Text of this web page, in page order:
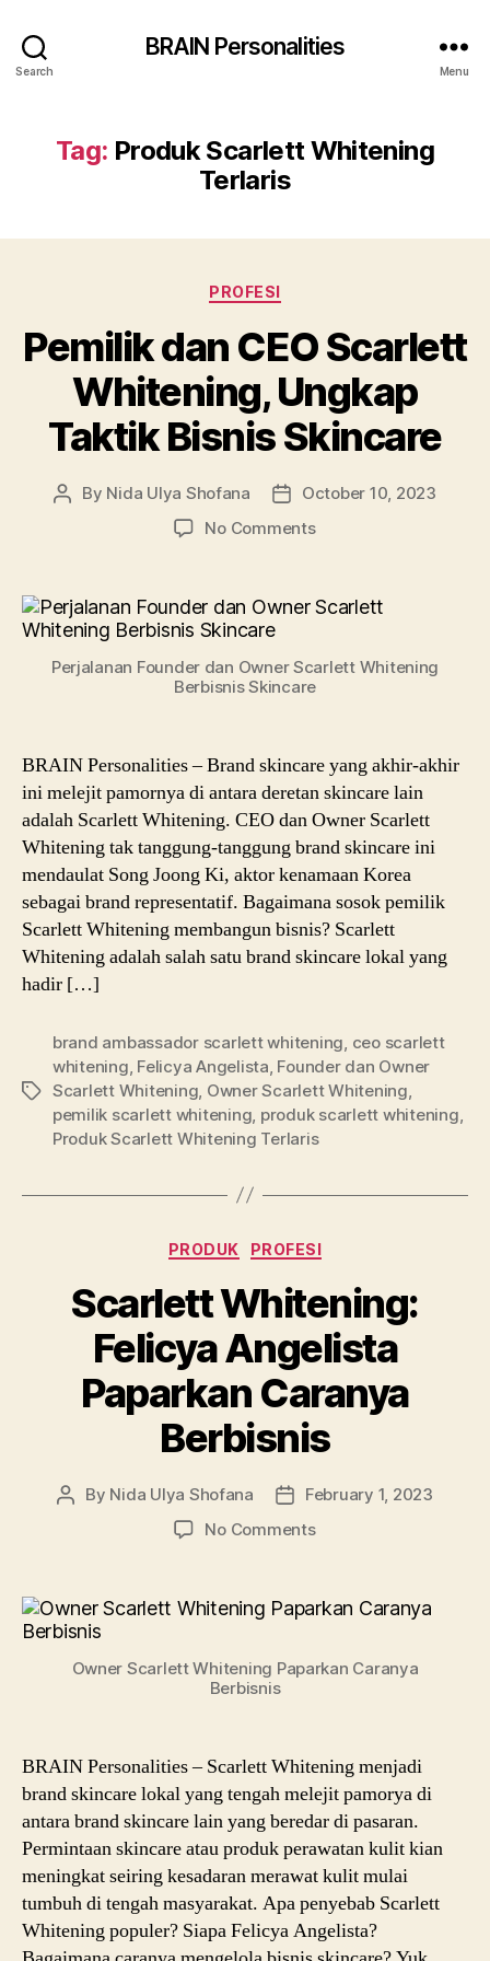
Search
BRAIN Personalities
Menu
Tag: Produk Scarlett Whitening
Terlaris
Categories
PROFESI
Pemilik dan CEO Scarlett
Whitening, Ungkap
Taktik Bisnis Skincare
Post
By Nida Ulya Shofana
PostOctober 10, 2023
No Commentson
CEO
Ungkap
Taktik
Perjalanan Founder dan Owner Scarlett Whitening
Berbisnis Skincare
BRAIN Personalities – Brand skincare yang akhir-akhir
ini melejit pamornya di antara deretan skincare lain
adalah Scarlett Whitening. CEO dan Owner Scarlett
Whitening tak tanggung-tanggung brand skincare ini
mendaulat Song Joong Ki, aktor kenamaan Korea
sebagai brand representatif. Bagaimana sosok pemilik
Scarlett Whitening membangun bisnis? Scarlett
Whitening adalah salah satu brand skincare lokal yang
hadir […]
Tags
brand ambassador scarlett whitening ceo scarlett
whitening Felicya Angelista Founder dan Owner
Scarlett Whitening Owner Scarlett Whitening
pemilik scarlett whitening produk scarlett whitening
Produk Scarlett Whitening Terlaris
Categories
PRODUK PROFESI
Scarlett Whitening:
Felicya Angelista
Paparkan Caranya
Berbisnis
Post
By Nida Ulya Shofana
Post
date
February 1, 2023
No Commentson
Felicya
Caranya
Owner Scarlett Whitening Paparkan Caranya
Berbisnis
BRAIN Personalities – Scarlett Whitening menjadi
brand skincare lokal yang tengah melejit pamorya di
antara brand skincare lain yang beredar di pasaran.
Permintaan skincare atau produk perawatan kulit kian
meningkat seiring kesadaran merawat kulit mulai
tumbuh di tengah masyarakat. Apa penyebab Scarlett
Whitening populer? Siapa Felicya Angelista?